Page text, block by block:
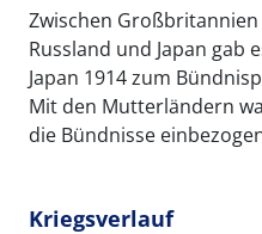
Zwischen Großbritannien
Russland und Japan gab
Japan 1914 zum
Mit den Mutterländern
die Bündnisse
Kriegsverlauf